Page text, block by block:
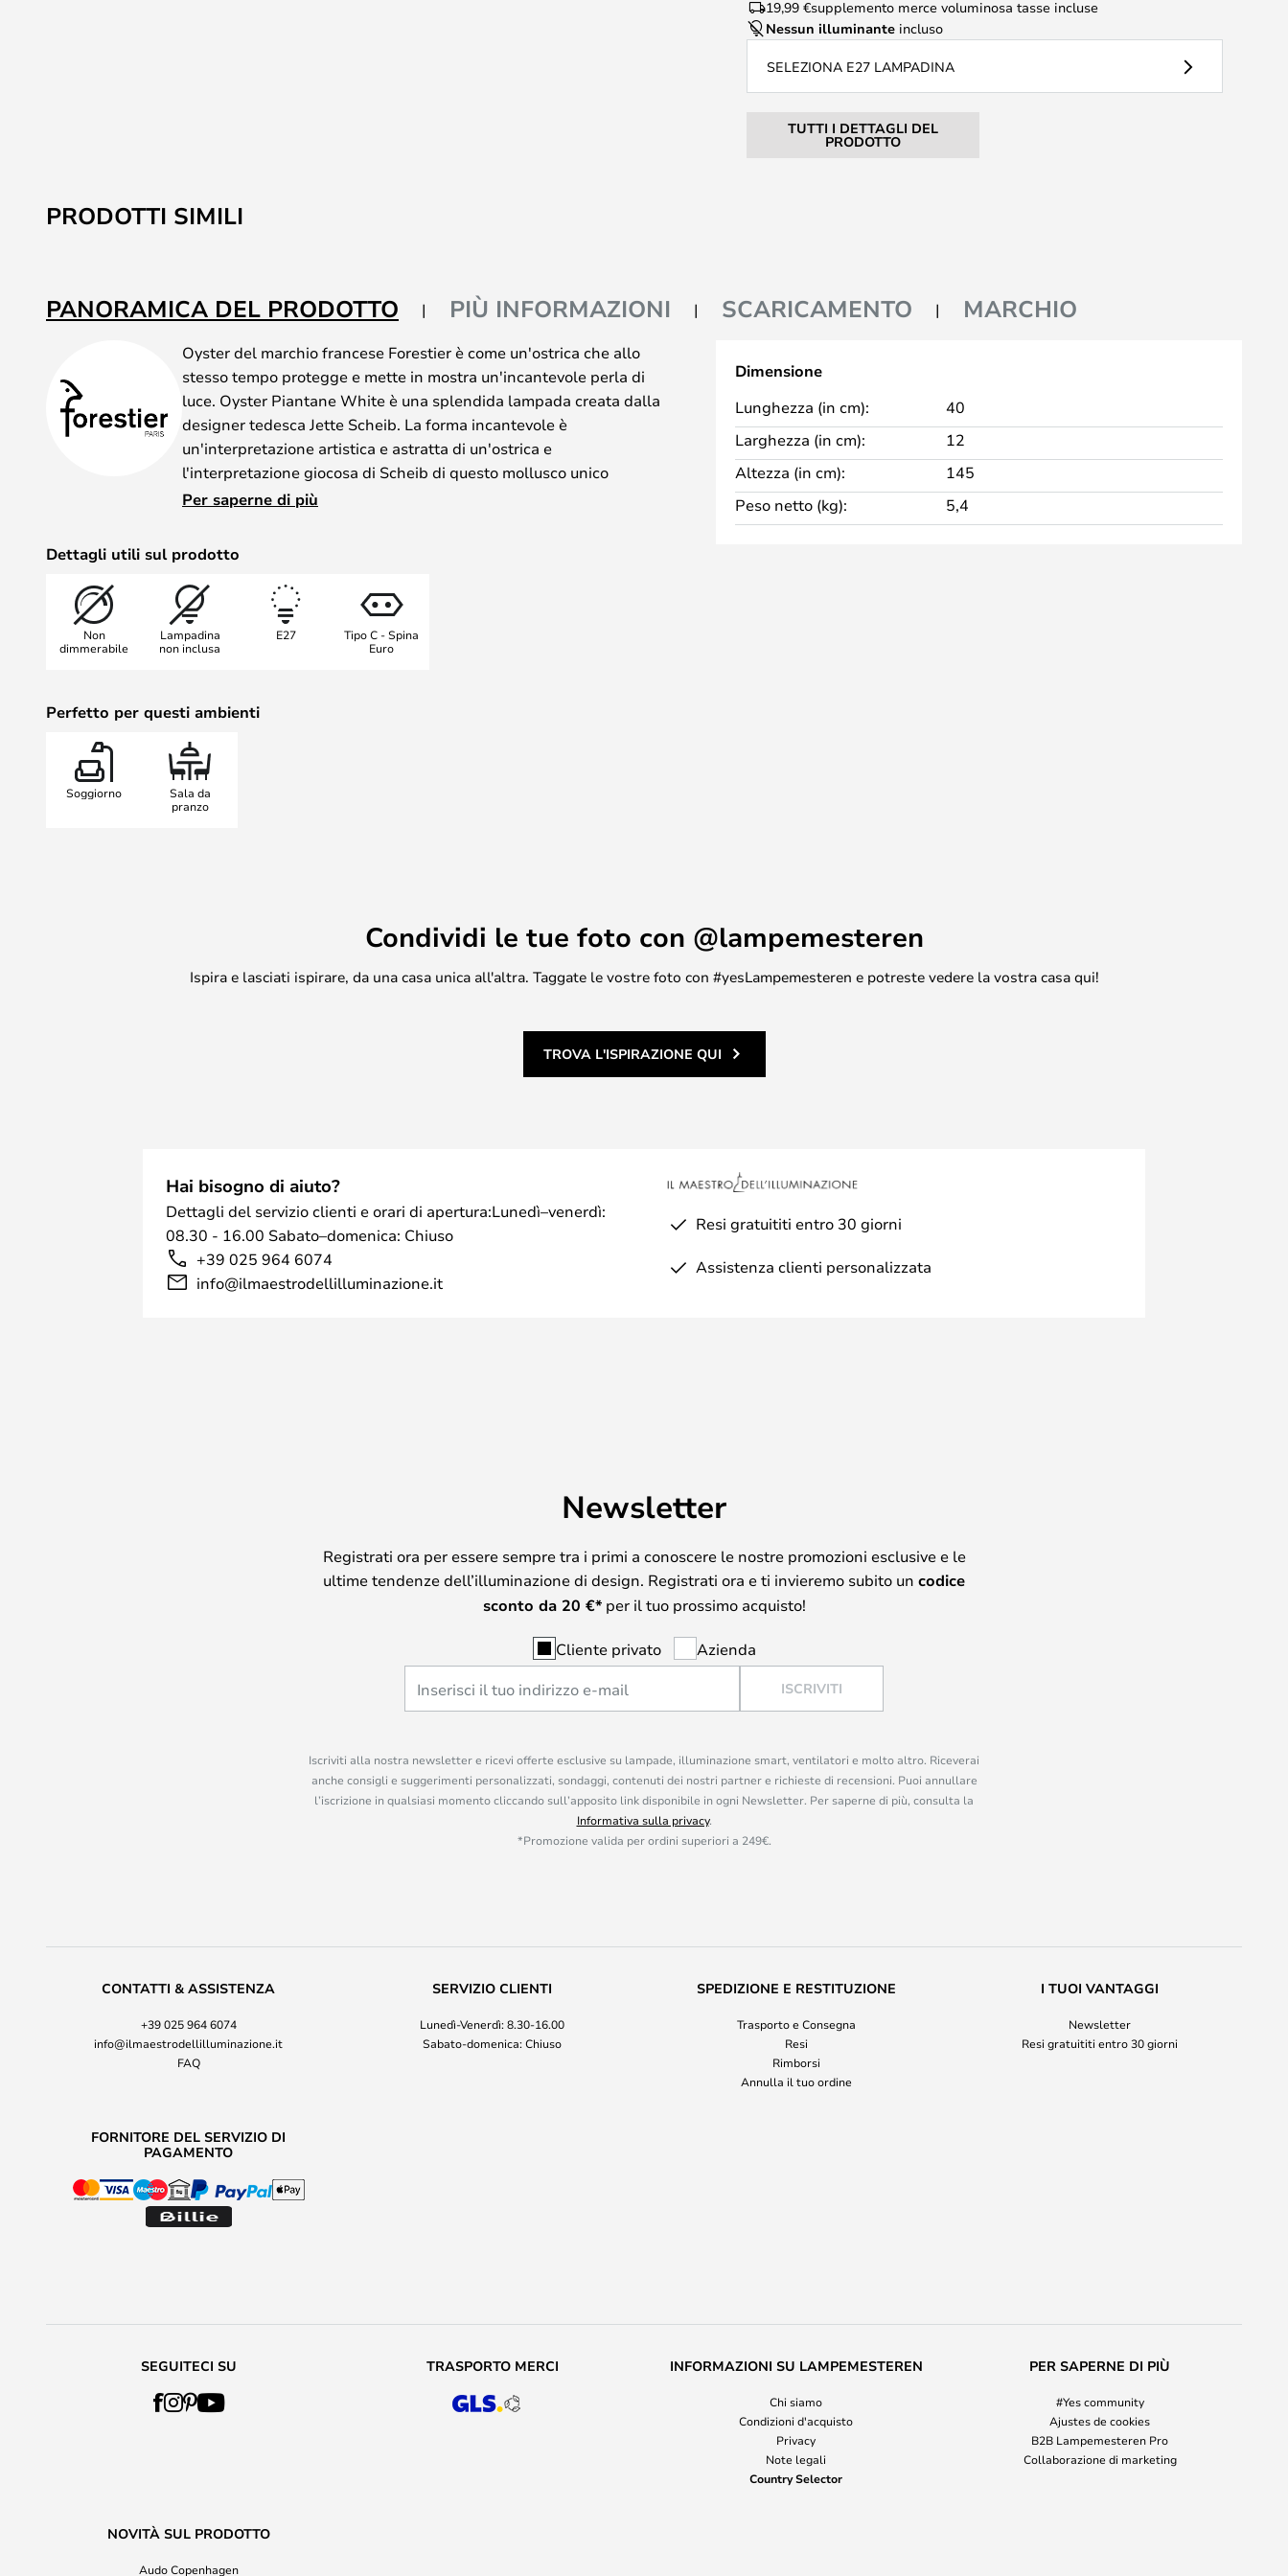
19,99 €supplemento merce voluminosa tasse incluse
Nessun illuminante incluso
SELEZIONA E27 LAMPADINA
TUTTI I DETTAGLI DEL
PRODOTTO
PRODOTTI SIMILI
PANORAMICA DEL PRODOTTO PIÙ INFORMAZIONI SCARICAMENTO MARCHIO
Oyster del marchio francese Forestier è come un'ostrica che allo
stesso tempo protegge e mette in mostra un'incantevole perla di
luce. Oyster Piantane White è una splendida lampada creata dalla
designer tedesca Jette Scheib. La forma incantevole è
un'interpretazione artistica e astratta di un'ostrica e
l'interpretazione giocosa di Scheib di questo mollusco unico
conferisce anima e forma alla collezione.
metallo legati e intrecciati insieme con fili di cotone. Al centro del
abbagliante e nasconde la Lampadina.
Per saperne di più
Dettagli utili sul prodotto
Non
dimmerabile
Lampadina
non inclusa
E27
Tipo C - Spina
Euro
Perfetto per questi ambienti
Soggiorno
Sala da
pranzo
Dimensione
Lunghezza (in cm):
40
Larghezza (in cm):
12
Altezza (in cm):
145
Peso netto (kg):
5,4
Condividi le tue foto con @lampemesteren
Ispira e lasciati ispirare, da una casa unica all'altra. Taggate le vostre foto con #yesLampemesteren e potreste vedere la vostra casa qui!
TROVA L'ISPIRAZIONE QUI
Hai bisogno di aiuto?
Dettagli del servizio clienti e orari di apertura:Lunedì–venerdì:
08.30 - 16.00 Sabato–domenica: Chiuso
+39 025 964 6074
info@ilmaestrodellilluminazione.it
Resi gratuititi entro 30 giorni
Assistenza clienti personalizzata
Newsletter
Registrati ora per essere sempre tra i primi a conoscere le nostre promozioni esclusive e le
ultime tendenze dell’illuminazione di design. Registrati ora e ti invieremo subito un codice
sconto da 20 €*per il tuo prossimo acquisto!
Cliente privato Azienda
ISCRIVITI
Iscriviti alla nostra newsletter e ricevi offerte esclusive su lampade, illuminazione smart, ventilatori e molto altro. Riceverai
anche consigli e suggerimenti personalizzati, sondaggi, contenuti dei nostri partner e richieste di recensioni. Puoi annullare
l’iscrizione in qualsiasi momento cliccando sull’apposito link disponibile in ogni Newsletter. Per saperne di più, consulta la
Informativa sulla privacy.
*Promozione valida per ordini superiori a 249€.
CONTATTI & ASSISTENZA
+39 025 964 6074
info@ilmaestrodellilluminazione.it
FAQ
SERVIZIO CLIENTI
Lunedì-Venerdì: 8.30-16.00
Sabato-domenica: Chiuso
SPEDIZIONE E RESTITUZIONE
Trasporto e Consegna
Resi
Rimborsi
Annulla il tuo ordine
I TUOI VANTAGGI
Newsletter
Resi gratuititi entro 30 giorni
FORNITORE DEL SERVIZIO DI
PAGAMENTO
SEGUITECI SU TRASPORTO MERCI INFORMAZIONI SU LAMPEMESTEREN
Chi siamo
Condizioni d'acquisto
Privacy
Note legali
Country Selector
PER SAPERNE DI PIÙ
#Yes community
Ajustes de cookies
B2B Lampemesteren Pro
Collaborazione di marketing
NOVITÀ SUL PRODOTTO
Audo Copenhagen